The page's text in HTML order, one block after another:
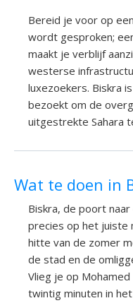
Bereid je voor op
wordt gesproken;
maakt je verblijf
westerse
luxezoekers. Biskra
bezoekt om de
uitgestrekte Sahara
Wat te doen in
Biskra, de poort naar
precies op het juiste
hitte van de zomer
de stad en de
Vlieg je op
twintig minuten in